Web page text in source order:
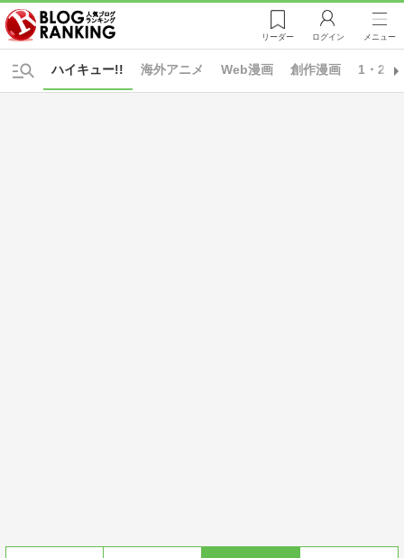
リーダー ログイン メニュー
海外アニメ Web漫画 創作漫画 1・2・
ハイキュー!!